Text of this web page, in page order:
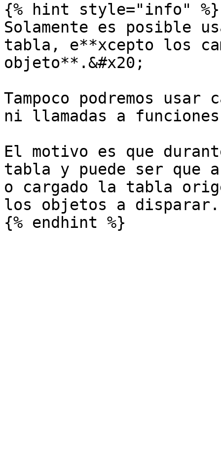
{% hint style="info" %}
Solamente es posible
tabla, e**xcepto los
objeto**.&#x20;
Tampoco podremos
ni llamadas a
El motivo es que
tabla y puede ser que
o cargado la tabla
los objetos a disparar.